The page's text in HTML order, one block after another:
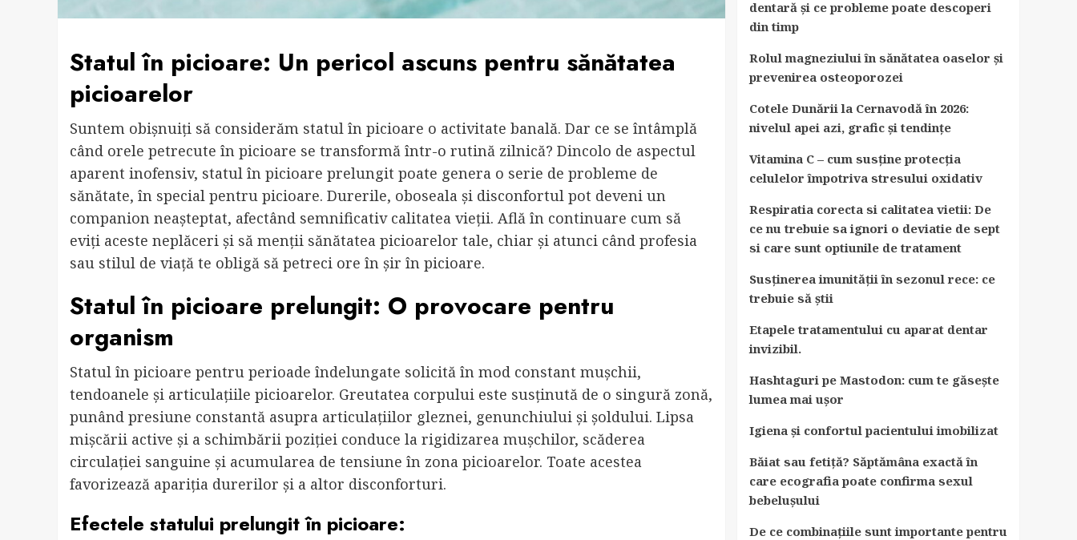
Statul în picioare: Un pericol ascuns pentru sănătatea
picioarelor
Suntem obișnuiți să considerăm statul în picioare o activitate banală. Dar ce se întâmplă
când orele petrecute în picioare se transformă într-o rutină zilnică? Dincolo de aspectul
aparent inofensiv, statul în picioare prelungit poate genera o serie de probleme de
sănătate, în special pentru picioare. Durerile, oboseala și disconfortul pot deveni un
companion neașteptat, afectând semnificativ calitatea vieții. Află în continuare cum să
eviți aceste neplăceri și să menții sănătatea picioarelor tale, chiar și atunci când profesia
sau stilul de viață te obligă să petreci ore în șir în picioare.
Statul în picioare prelungit: O provocare pentru
organism
Statul în picioare pentru perioade îndelungate solicită în mod constant mușchii,
tendoanele și articulațiile picioarelor. Greutatea corpului este susținută de o singură zonă,
punând presiune constantă asupra articulațiilor gleznei, genunchiului și șoldului. Lipsa
mișcării active și a schimbării poziției conduce la rigidizarea mușchilor, scăderea
circulației sanguine și acumularea de tensiune în zona picioarelor. Toate acestea
favorizează apariția durerilor și a altor disconforturi.
Efectele statului prelungit în picioare:
dentară și ce probleme poate descoperi
din timp
Rolul magneziului în sănătatea oaselor și
prevenirea osteoporozei
Cotele Dunării la Cernavodă în 2026:
nivelul apei azi, grafic și tendințe
Vitamina C – cum susține protecția
celulelor împotriva stresului oxidativ
Respiratia corecta si calitatea vietii: De
ce nu trebuie sa ignori o deviatie de sept
si care sunt optiunile de tratament
Susținerea imunității în sezonul rece: ce
trebuie să știi
Etapele tratamentului cu aparat dentar
invizibil.
Hashtaguri pe Mastodon: cum te găsește
lumea mai ușor
Igiena și confortul pacientului imobilizat
Băiat sau fetiță? Săptămâna exactă în
care ecografia poate confirma sexul
bebelușului
De ce combinațiile sunt importante pentru